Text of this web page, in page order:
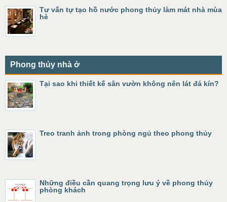
Tư vấn tự tạo hồ nước phong thủy làm mát nhà mùa
hè
Phong thủy nhà ở
Tại sao khi thiết kế sân vườn không nên lát đá kín?
Treo tranh ảnh trong phòng ngủ theo phong thủy
Những điều cần quang trọng lưu ý về phong thủy
phòng khách